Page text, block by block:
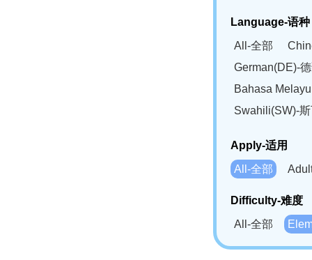
Language-语种
All-全部
German(DE)-
Bahasa
Swahili(SW)-
Apply-适用
All-全部
Difficulty-难度
All-全部